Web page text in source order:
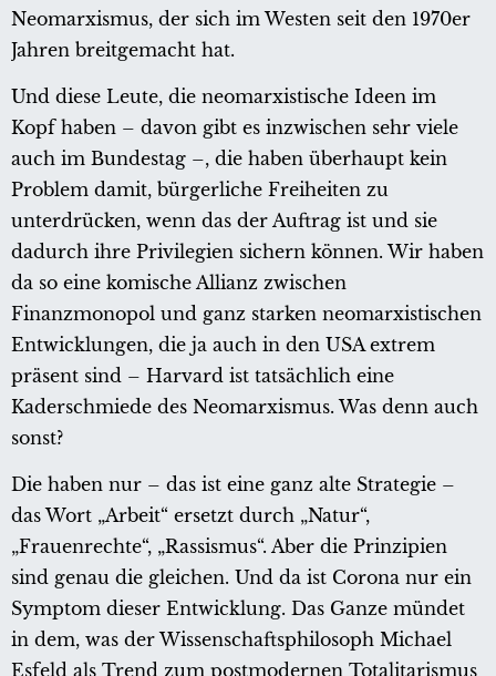
Neomarxismus, der sich im Westen seit den 1970er
Jahren breitgemacht hat.
Und diese Leute, die neomarxistische Ideen im
Kopf haben – davon gibt es inzwischen sehr viele
auch im Bundestag –, die haben überhaupt kein
Problem damit, bürgerliche Freiheiten zu
unterdrücken, wenn das der Auftrag ist und sie
dadurch ihre Privilegien sichern können. Wir haben
da so eine komische Allianz zwischen
Finanzmonopol und ganz starken neomarxistischen
Entwicklungen, die ja auch in den USA extrem
präsent sind – Harvard ist tatsächlich eine
Kaderschmiede des Neomarxismus. Was denn auch
sonst?
Die haben nur – das ist eine ganz alte Strategie –
das Wort „Arbeit“ ersetzt durch „Natur“,
„Frauenrechte“, „Rassismus“. Aber die Prinzipien
sind genau die gleichen. Und da ist Corona nur ein
Symptom dieser Entwicklung. Das Ganze mündet
in dem, was der Wissenschaftsphilosoph Michael
Esfeld als Trend zum postmodernen Totalitarismus